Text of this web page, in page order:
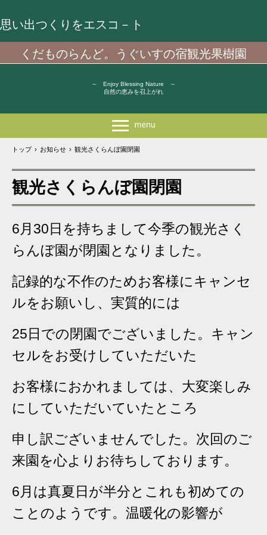
くだものらんど。うぐいすの宿観光果樹園
思い出つくりをエスコ－ト
～ Enjoy Blessing Nature ～
自然の恵みを召上がれ
トップ › お知らせ › 観光さくらんぼ園閉園
観光さくらんぼ園閉園
6月30日を持ちまして今季の観光さく
らんぼ園が閉園となりました。
記録的な不作のためお客様にキャンセ
ルをお願いし、実質的には
25日での閉園でございました。キャン
セルをお受けしていただいた
お客様におかれましては、大変楽しみ
にしていただいていたところ
申し訳ございませんでした。次回のご
来園を心よりお待ちしております。
6月は真夏日が半分とこれも初めての
ことのようです。温暖化の影響が